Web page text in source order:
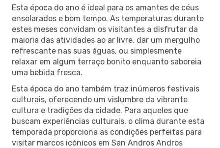
Esta época do ano é ideal para os amantes de céus
ensolarados e bom tempo. As temperaturas durante
estes meses convidam os visitantes a disfrutar da
maioria das atividades ao ar livre, dar um mergulho
refrescante nas suas águas, ou simplesmente
relaxar em algum terraço bonito enquanto saboreia
uma bebida fresca.
Esta época do ano também traz inúmeros festivais
culturais, oferecendo um vislumbre da vibrante
cultura e tradições da cidade. Para aqueles que
buscam experiências culturais, o clima durante esta
temporada proporciona as condições perfeitas para
visitar marcos icónicos em San Andros Andros